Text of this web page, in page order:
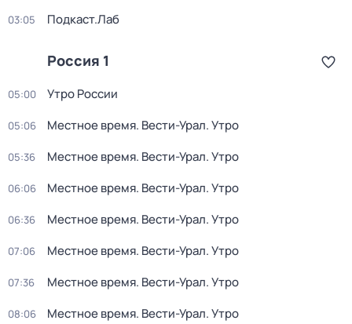
03:05 Подкаст.Лаб
Россия 1
05:00 Утро России
05:06 Местное время. Вести-Урал. Утро
05:36 Местное время. Вести-Урал. Утро
06:06 Местное время. Вести-Урал. Утро
06:36 Местное время. Вести-Урал. Утро
07:06 Местное время. Вести-Урал. Утро
07:36 Местное время. Вести-Урал. Утро
08:06 Местное время. Вести-Урал. Утро